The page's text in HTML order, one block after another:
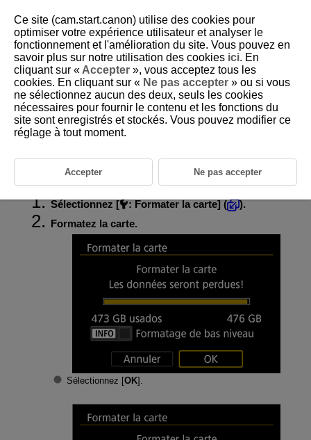
D375-192
Formatage de la carte
Si la carte est neuve ou a été formatée précédemment (initialisée) sur un
autre appareil photo ou ordinateur, formatez-la avec cet appareil photo.
Sélectionnez [ : Formater la carte] (
).
Formatez la carte.
Sélectionnez [OK].
Ce site (cam.start.canon) utilise des cookies pour
optimiser votre expérience utilisateur et analyser le
fonctionnement et l'amélioration du site. Vous pouvez en
savoir plus sur notre utilisation des cookies ici. En
cliquant sur « Accepter », vous acceptez tous les
cookies. En cliquant sur « Ne pas accepter » ou si vous
ne sélectionnez aucun des deux, seuls les cookies
nécessaires pour fournir le contenu et les fonctions du
site sont enregistrés et stockés. Vous pouvez modifier ce
réglage à tout moment.
Accepter Ne pas accepter